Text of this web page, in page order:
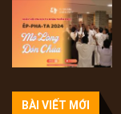
BÀI VIẾT MỚI